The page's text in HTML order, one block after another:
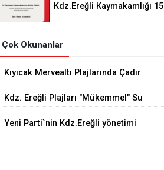
Kdz.Ereğli Kaymakamlığı 15
açıkladı.
Çok Okunanlar
Kıyıcak Mervealtı Plajlarında Çadır
Kdz. Ereğli Plajları "Mükemmel" Su
Yeni Parti`nin Kdz.Ereğli yönetimi